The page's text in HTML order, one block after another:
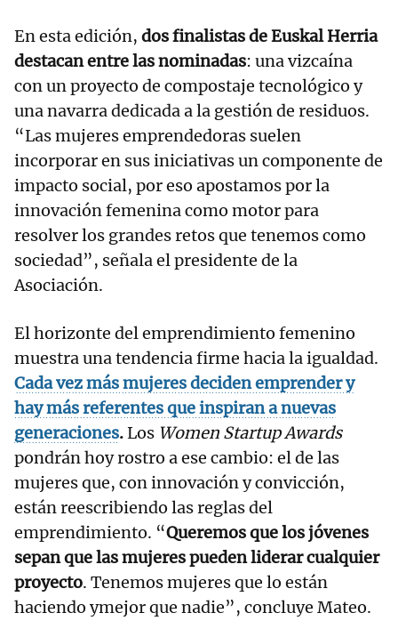
En esta edición, dos finalistas de Euskal Herria
destacan entre las nominadas: una vizcaína
con un proyecto de compostaje tecnológico y
una navarra dedicada a la gestión de residuos.
“Las mujeres emprendedoras suelen
incorporar en sus iniciativas un componente de
impacto social, por eso apostamos por la
innovación femenina como motor para
resolver los grandes retos que tenemos como
sociedad”, señala el presidente de la
Asociación.
El horizonte del emprendimiento femenino
muestra una tendencia firme hacia la igualdad.
Cada vez más mujeres deciden emprender y
hay más referentes que inspiran a nuevas
generaciones.Los Women Startup Awards
pondrán hoy rostro a ese cambio: el de las
mujeres que, con innovación y convicción,
están reescribiendo las reglas del
emprendimiento. “Queremos que los jóvenes
sepan que las mujeres pueden liderar cualquier
proyecto. Tenemos mujeres que lo están
haciendo ymejor que nadie”, concluye Mateo.